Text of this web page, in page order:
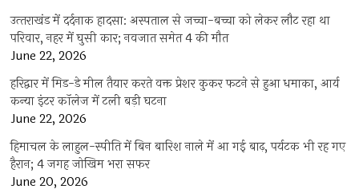
उत्‍तराखंड में दर्दनाक हादसा: अस्पताल से जच्चा-बच्चा को लेकर लौट रहा था
परिवार, नहर में घुसी कार; नवजात समेत 4 की मौत
June 22, 2026
हरिद्वार में मिड-डे मील तैयार करते वक्त प्रेशर कुकर फटने से हुआ धमाका, आर्य
कन्या इंटर कॉलेज में टली बड़ी घटना
June 22, 2026
हिमाचल के लाहुल-स्पीति में बिन बारिश नाले में आ गई बाढ़, पर्यटक भी रह गए
हैरान; 4 जगह जोखिम भरा सफर
June 20, 2026